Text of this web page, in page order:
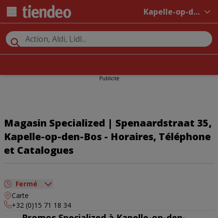
Kapelle-op-den-Bos
Publicité
Magasin Specialized | Spenaardstraat 35,
Kapelle-op-den-Bos - Horaires, Téléphone
et Catalogues
Fermé
dimanche
lundi
Carte
+32 (0)15 71 18 34